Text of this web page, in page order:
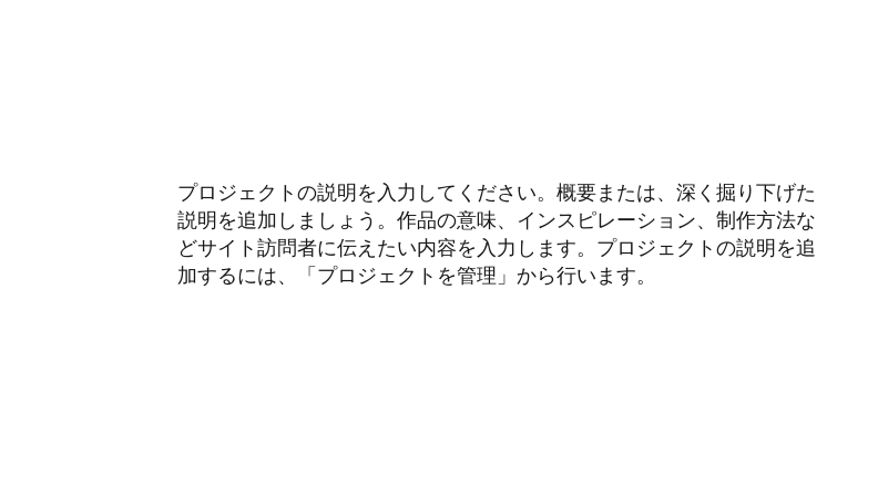
プロジェクトの説明を入力してください。概要または、深く掘り下げた
説明を追加しましょう。作品の意味、インスピレーション、制作方法な
どサイト訪問者に伝えたい内容を入力します。プロジェクトの説明を追
加するには、「プロジェクトを管理」から行います。